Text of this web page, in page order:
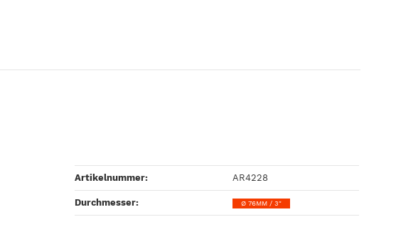
Artikelnummer: AR4228
Durchmesser‍: Ø 76MM / 3"